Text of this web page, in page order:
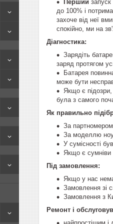
Перший
до 100% і
захоче від неї
спокійно, ми на
Діагностика:
Зарядіть
заряд протягом
Батарея
може бути
Якщо є
була з самого
Як правильно
За партномером
За моделлю
У сумісності
Якщо є сумніви
Під замовлення:
Якщо у нас
Замовлення зі
Замовлення з
Ремонт і